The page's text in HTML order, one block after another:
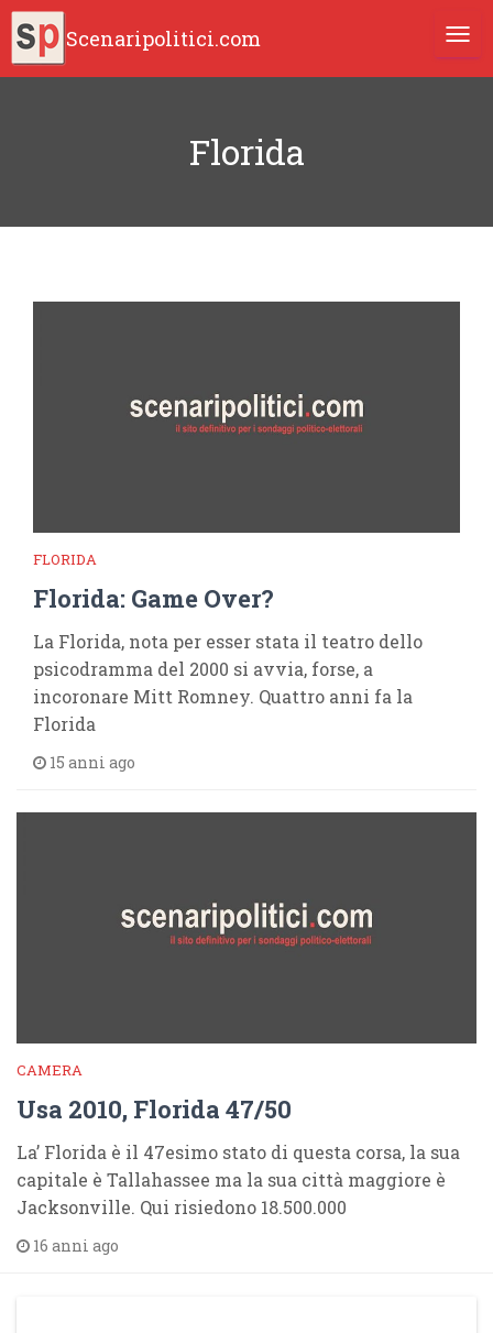
Scenaripolitici.com
Florida
FLORIDA
Florida: Game Over?
La Florida, nota per esser stata il teatro dello
psicodramma del 2000 si avvia, forse, a
incoronare Mitt Romney. Quattro anni fa la
Florida
15 anni ago
CAMERA
Usa 2010, Florida 47/50
La’ Florida è il 47esimo stato di questa corsa, la sua
capitale è Tallahassee ma la sua città maggiore è
Jacksonville. Qui risiedono 18.500.000
16 anni ago